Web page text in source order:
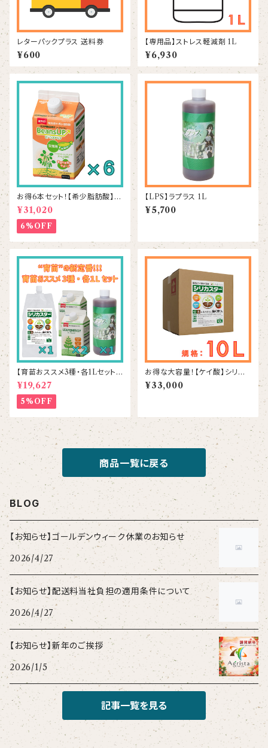
レターパックプラス 送料券
¥600
【専用品】ストレス軽減剤 1L
¥6,930
お得6本セット！【希少脂肪酸】ビ
ーンズアップ 500mL×6本
¥31,020
6%OFF
【LPS】ラプラス 1L
¥5,700
【育苗おススメ3種・各1Lセット】
シリカスター1本＆リーフエナジ
ー2本＆ラプラス1本
¥19,627
5%OFF
お得な大容量！【ケイ酸】シリカ
スター 10L
¥33,000
商品一覧に戻る
BLOG
【お知らせ】ゴールデンウィーク休業のお知らせ
2026/4/27
【お知らせ】配送料当社負担の適用条件について
2026/4/27
【お知らせ】新年のご挨拶
2026/1/5
記事一覧を見る